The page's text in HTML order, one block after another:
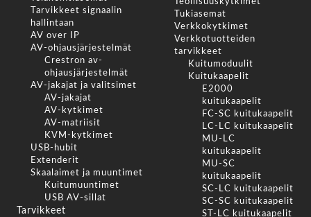
Tarvikkeet signaalin
hallintaan
AV over IP
AV-ohjausjärjestelmät
Crestron av-
ohjausjärjestelmät
AV-jakajat ja valitsimet
AV-jakajat
AV-kytkimet
AV-matriisit
KVM-kytkimet
USB-hubit
Extenderit
Skaalaimet ja muuntimet
Kuitumuuntimet
USB AV-sillat
Tarvikkeet
Teollisuuskytkimet
Tukiasemat
Verkkokytkimet
Verkkotuotteiden
tarvikkeet
Kuitumoduulit
Kuitukaapelit
E2000
kuitukaapelit
FC-SC kuitukaapelit
LC-LC kuitukaapelit
MU-LC
kuitukaapelit
MU-SC
kuitukaapelit
SC-LC kuitukaapelit
SC-SC kuitukaapelit
ST-LC kuitukaapelit